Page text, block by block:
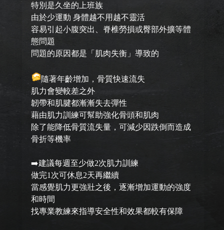
特別是久坐的上班族
由於少運動 身體越不用越不靈活
容易引起小腹突出、脊椎勞損或臀部外擴等體
態問題
問題的原因都是「肌肉失衡」導致的
隨著年齡增加，骨質快速流失
肌力會變較差之外
韌帶和肌腱都漸漸失去彈性
藉由肌力訓練可幫助強化骨頭和肌肉
除了能降低骨質流失量，可減少因跌倒而造成
骨折等機率
➡️建議每週至少做2次肌力訓練
做完1次可休息2天再繼續
當感覺肌力更強壯之後，逐漸增加運動的強度
和時間
找專業教練來指導安全性和效果都較有保障